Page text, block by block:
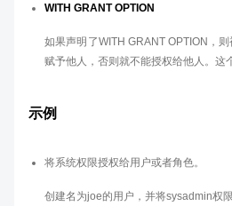
WITH GRANT OPTION
如果声明了WITH GRANT OPTION，
赋予他人，否则就不能授权给他人。这
示例
将系统权限授权给用户或者角色。
创建名为joe的用户，并将sysadmin权限